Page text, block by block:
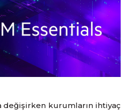
değişirken kurumların ihtiyaç